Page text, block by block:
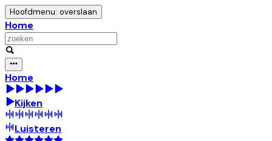
Hoofdmenu: overslaan
Home
Home
Kijken
Luisteren